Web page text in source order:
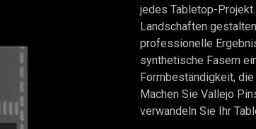
jedes Tabletop-
Landschaften
professionelle
synthetische Fasern
Formbeständigkeit,
Machen Sie Vallejo
verwandeln Sie Ihr